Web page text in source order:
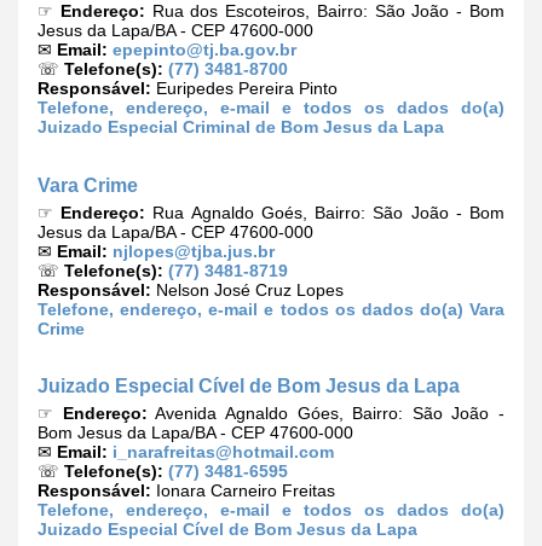
☞ Endereço: Rua dos Escoteiros, Bairro: São João - Bom
Jesus da Lapa/BA - CEP 47600-000
✉ Email: epepinto@tj.ba.gov.br
☏ Telefone(s): (77) 3481-8700
Responsável: Euripedes Pereira Pinto
Telefone, endereço, e-mail e todos os dados do(a)
Juizado Especial Criminal de Bom Jesus da Lapa
Vara Crime
☞ Endereço: Rua Agnaldo Goés, Bairro: São João - Bom
Jesus da Lapa/BA - CEP 47600-000
✉ Email: njlopes@tjba.jus.br
☏ Telefone(s): (77) 3481-8719
Responsável: Nelson José Cruz Lopes
Telefone, endereço, e-mail e todos os dados do(a) Vara
Crime
Juizado Especial Cível de Bom Jesus da Lapa
☞ Endereço: Avenida Agnaldo Góes, Bairro: São João -
Bom Jesus da Lapa/BA - CEP 47600-000
✉ Email: i_narafreitas@hotmail.com
☏ Telefone(s): (77) 3481-6595
Responsável: Ionara Carneiro Freitas
Telefone, endereço, e-mail e todos os dados do(a)
Juizado Especial Cível de Bom Jesus da Lapa